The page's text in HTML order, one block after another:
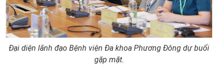
Đại diện lãnh đạo Bệnh viện Đa khoa Phương Đông dự buổi
gặp mặt.